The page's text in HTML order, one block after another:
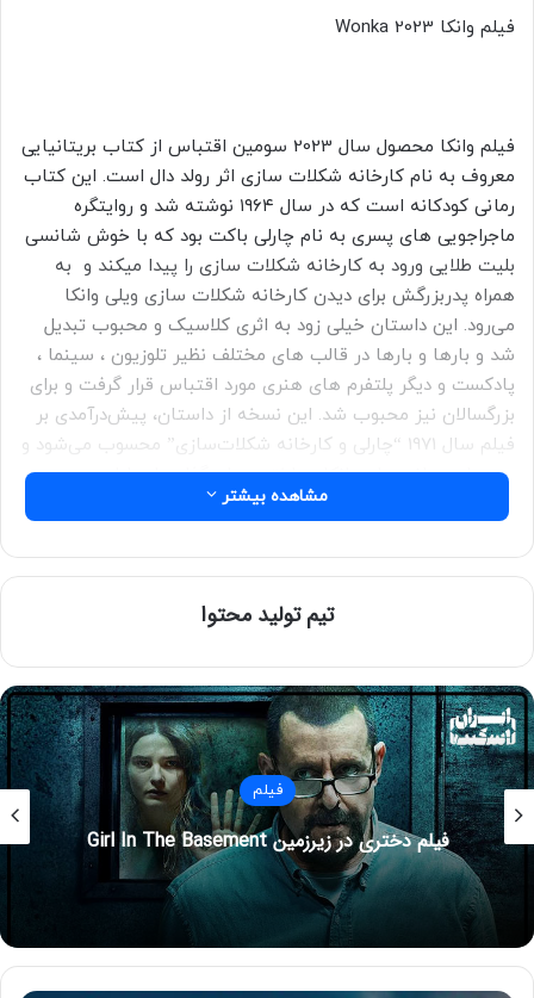
فیلم وانکا Wonka 2023
فیلم وانکا محصول سال 2023 سومین اقتباس از کتاب بریتانیایی
معروف به نام کارخانه شکلات سازی اثر رولد دال است. این کتاب
رمانی کودکانه است که در سال ۱۹۶۴ نوشته شد و روایتگره
ماجراجویی های پسری به نام چارلی باکت بود که با خوش شانسی
بلیت طلایی ورود به کارخانه شکلات سازی را پیدا میکند و به
همراه پدربزرگش برای دیدن کارخانه شکلات ‌سازی ویلی وانکا
می‌رود. این داستان خیلی زود به اثری کلاسیک و محبوب تبدیل
شد و بارها و بارها در قالب های مختلف نظیر تلوزیون ، سینما ،
پادکست و دیگر پلتفرم های هنری مورد اقتباس قرار گرفت و برای
بزرگسالان نیز محبوب شد. این نسخه از داستان، پیش‌درآمدی بر
فیلم سال 1971 “چارلی و کارخانه شکلات‌سازی” محسوب می‌شود و
به دوران جوانی ویلی وانکا پرداخته و پایه‌گذاری امپراطوری
شکلات‌سازی او را نشان می‌دهد.
این فیلم فانتزی موزیکال اولین روزهای فعالیت ویلی وانکا به
عنوان شکلات ساز را به تصویر میکشد و روایتگر داستان قبل از
کتاب چارلی و کارخانه شکلات سازی است. با ما همراه باشید تا
در ادامه به جزئیات بیشتری از این فیلم شکلاتی بپردازیم.
مشاهده بیشتر
تیم تولید محتوا
فیلم
فیلم دختری در زیرزمین Girl In The Basement